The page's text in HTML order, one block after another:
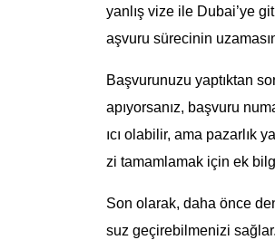
yanlış vize ile Dubai’ye
aşvuru sürecinin
Başvurunuzu yaptıktan
apıyorsanız, başvuru
ıcı olabilir, ama pazarlık
zi tamamlamak için ek
Son olarak, daha önce
suz geçirebilmenizi